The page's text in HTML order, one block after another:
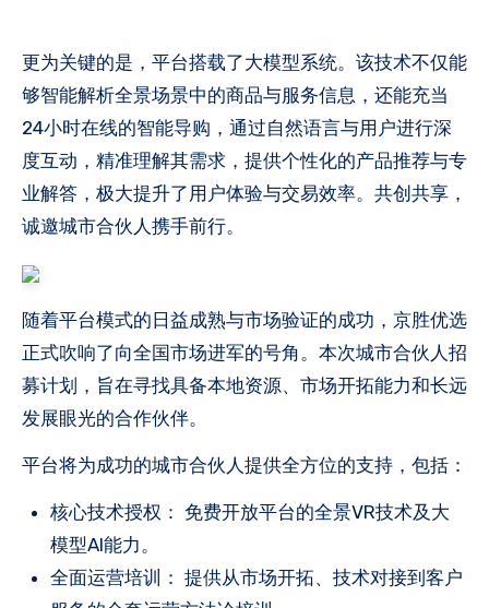
更为关键的是，平台搭载了大模型系统。该技术不仅能
够智能解析全景场景中的商品与服务信息，还能充当
24小时在线的智能导购，通过自然语言与用户进行深
度互动，精准理解其需求，提供个性化的产品推荐与专
业解答，极大提升了用户体验与交易效率。共创共享，
诚邀城市合伙人携手前行。
随着平台模式的日益成熟与市场验证的成功，京胜优选
正式吹响了向全国市场进军的号角。本次城市合伙人招
募计划，旨在寻找具备本地资源、市场开拓能力和长远
发展眼光的合作伙伴。
平台将为成功的城市合伙人提供全方位的支持，包括：
核心技术授权： 免费开放平台的全景VR技术及大
模型AI能力。
全面运营培训： 提供从市场开拓、技术对接到客户